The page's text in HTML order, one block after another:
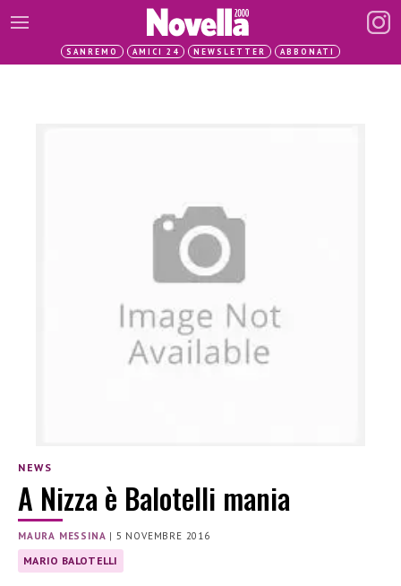
SANREMO AMICI 24 NEWSLETTER ABBONATI
NEWS
A Nizza è Balotelli mania
MAURA MESSINA | 5 NOVEMBRE 2016
MARIO BALOTELLI